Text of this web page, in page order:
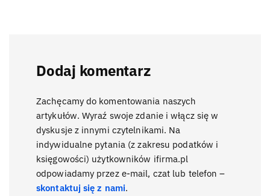
Dodaj komentarz
Zachęcamy do komentowania naszych
artykułów. Wyraź swoje zdanie i włącz się w
dyskusje z innymi czytelnikami. Na
indywidualne pytania (z zakresu podatków i
księgowości) użytkowników ifirma.pl
odpowiadamy przez e-mail, czat lub telefon –
skontaktuj się z nami.